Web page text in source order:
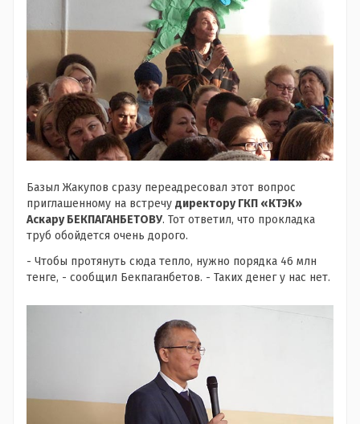
Базыл Жакупов сразу переадресовал этот вопрос
приглашенному на встречу директору ГКП «КТЭК»
Аскару БЕКПАГАНБЕТОВУ. Тот ответил, что прокладка
труб обойдется очень дорого.
- Чтобы протянуть сюда тепло, нужно порядка 46 млн
тенге, - сообщил Бекпаганбетов. - Таких денег у нас нет.